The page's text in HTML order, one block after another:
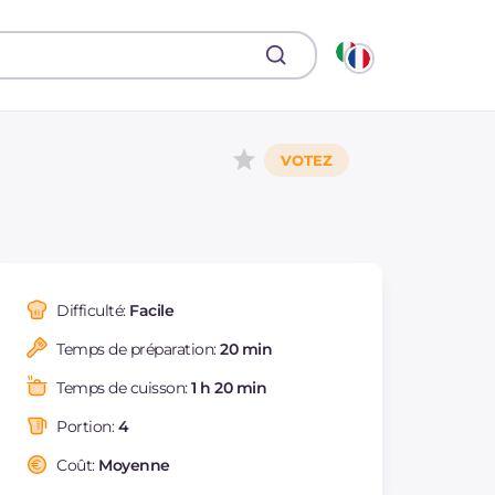
Difficulté: Facile
Temps de préparation:20 min
Temps de cuisson:1 h 20 min
Portion:4
Coût: Moyenne